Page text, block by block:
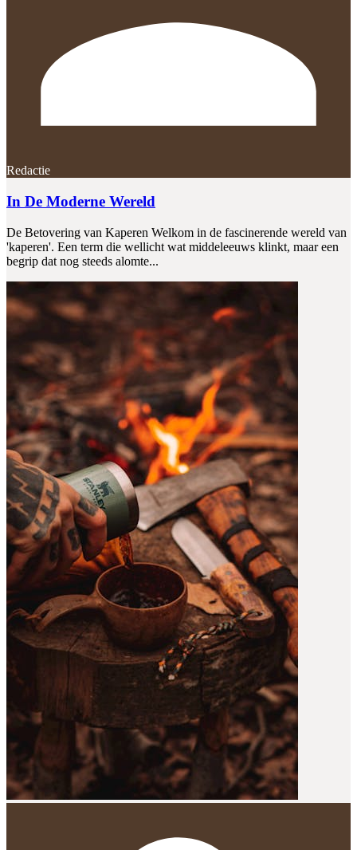
Redactie
In De Moderne Wereld
De Betovering van Kaperen Welkom in de fascinerende wereld van
'kaperen'. Een term die wellicht wat middeleeuws klinkt, maar een
begrip dat nog steeds alomte...